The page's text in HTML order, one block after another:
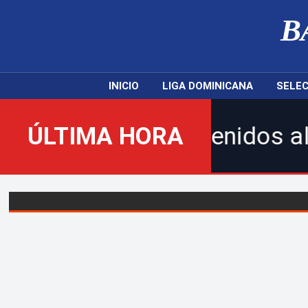
INICIO LIGA DOMINICANA
ÚLTIMA HORA
¡Bienvenidos al nuevo